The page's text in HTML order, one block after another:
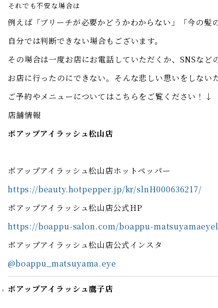
それでも不安な場合は
例えば「ブリーチが必要かどうかわからない」「今の髪
自分では判断できない場合もございます。
その場合は一度お店にお電話していただくか、SNSなど
お店に行ったのにできない。そんな悲しい思いをしな
ご予約やメニューについてはこちらをご覧ください！↓
店舗情報
ボアップアイラッシュ松山店
ボアップアイラッシュ松山店ホットペッパー
https://beauty.hotpepper.jp/kr/slnH000636217/
ボアップアイラッシュ松山店公式HP
https://boappu-salon.com/boappu-
ボアップアイラッシュ松山店公式インスタ
@boappu_matsuyama.eye
ボアップアイラッシュ鷹子店